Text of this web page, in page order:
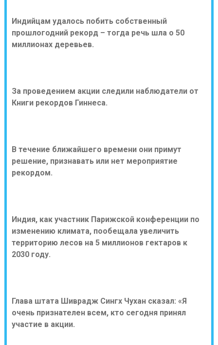
Индийцам удалось побить собственный
прошлогодний рекорд – тогда речь шла о 50
миллионах деревьев.
За проведением акции следили наблюдатели от
Книги рекордов Гиннеса.
В течение ближайшего времени они примут
решение, признавать или нет мероприятие
рекордом.
Индия, как участник Парижской конференции по
изменению климата, пообещала увеличить
территорию лесов на 5 миллионов гектаров к
2030 году.
Глава штата Шиврадж Сингх Чухан сказал: «Я
очень признателен всем, кто сегодня принял
участие в акции.